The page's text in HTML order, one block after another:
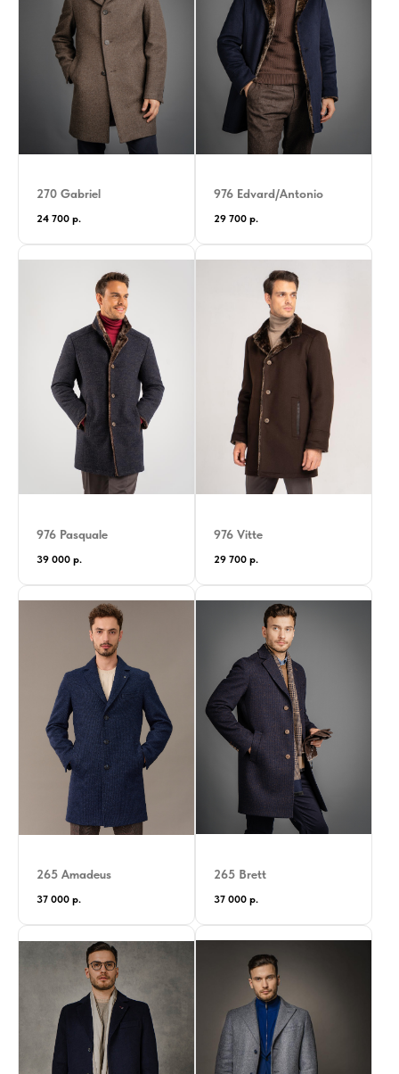
270 Gabriel
24 700 р.
976 Edvard/Antonio
29 700 р.
976 Pasquale
39 000 р.
976 Vitte
29 700 р.
265 Amadeus
37 000 р.
265 Brett
37 000 р.